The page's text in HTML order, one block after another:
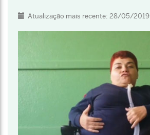
Detalhes
Atualização mais recente: 28/05/2019